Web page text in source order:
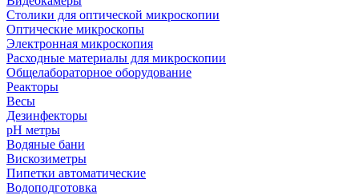
Столики для оптической микроскопии
Оптические микроскопы
Электронная микроскопия
Расходные материалы для микроскопии
Общелабораторное оборудование
Реакторы
Весы
Дезинфекторы
рН метры
Водяные бани
Вискозиметры
Пипетки автоматические
Водоподготовка